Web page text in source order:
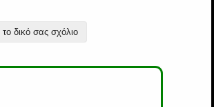
δικό σας σχόλιο